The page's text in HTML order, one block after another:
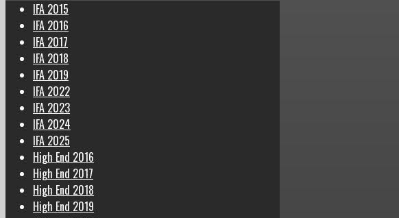
IFA 2015
IFA 2016
IFA 2017
IFA 2018
IFA 2019
IFA 2022
IFA 2023
IFA 2024
IFA 2025
High End 2016
High End 2017
High End 2018
High End 2019